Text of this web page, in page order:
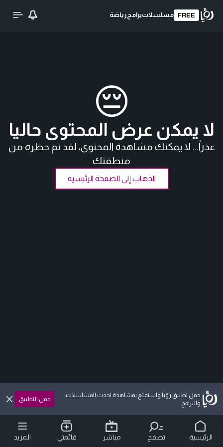
FREE مسلسلاتبرامج رياضة
😔
لا يمكن عرض المحتوى حاليا
عذراً... لا يمكنك مشاهدة المحتوى، لقد تم حظره من
منطقتك
الذهاب إلى الصفحة الرئيسية
حمل تطبيق رؤيا واستمتع بمشاهدة احدث المسلسلات
والبرامج
حمل التطبيق
الرئيسية تصفح مباشر قائمتي المزيد